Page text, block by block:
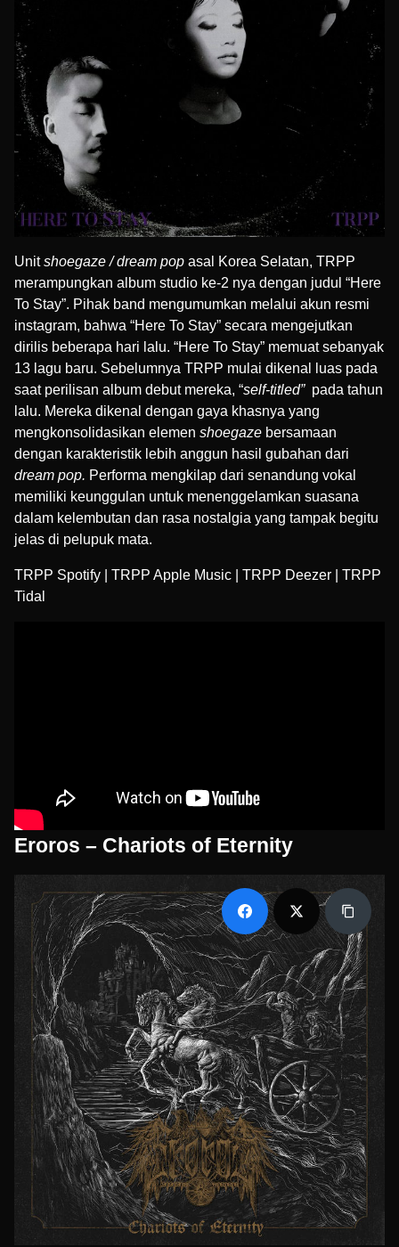
Unitshoegaze / dream pop asal Korea Selatan, TRPP
merampungkan album studio ke-2 nya dengan judul “Here
To Stay”. Pihak band mengumumkan melalui akun resmi
instagram, bahwa “Here To Stay” secara mengejutkan
dirilis beberapa hari lalu. “Here To Stay” memuat sebanyak
13 lagu baru. Sebelumnya TRPP mulai dikenal luas pada
saat perilisan album debut mereka, “self-titled”pada tahun
lalu. Mereka dikenal dengan gaya khasnya yang
mengkonsolidasikan elemen shoegaze bersamaan
dengan karakteristik lebih anggun hasil gubahan dari
dream pop. Performa mengkilap dari senandung vokal
memiliki keunggulan untuk menenggelamkan suasana
dalam kelembutan dan rasa nostalgia yang tampak begitu
jelas di pelupuk mata.
TRPP Spotify TRPP Apple Music TRPP Deezer
TRPP
Tidal
Eroros – Chariots of Eternity